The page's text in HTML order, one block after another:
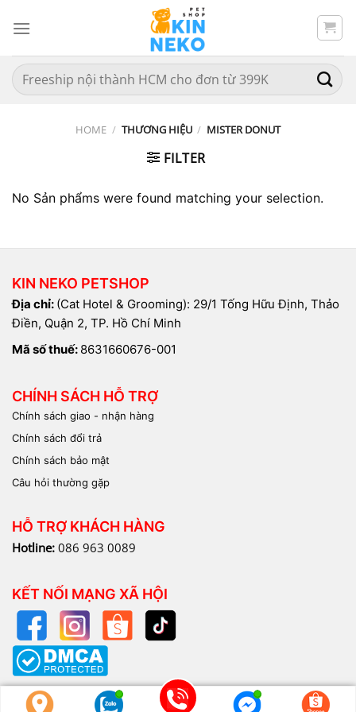
đến
dung
Search
for:
HOME / THƯƠNG HIỆU / MISTER DONUT
FILTER
No Sản phẩms were found matching your selection.
KIN NEKO PETSHOP
Địa chỉ: (Cat Hotel & Grooming): 29/1 Tống Hữu Định, Thảo
Điền, Quận 2, TP. Hồ Chí Minh
Mã số thuế: 8631660676-001
CHÍNH SÁCH HỖ TRỢ
Chính sách giao - nhận hàng
Chính sách đổi trả
Chính sách bảo mật
Câu hỏi thường gặp
HỖ TRỢ KHÁCH HÀNG
Hotline: 086 963 0089
KẾT NỐI MẠNG XÃ HỘI